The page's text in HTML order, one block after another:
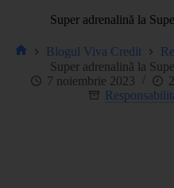
Super adrenalină la
Blogul Viva Credit
Super adrenalină la
7 noiembrie 2023